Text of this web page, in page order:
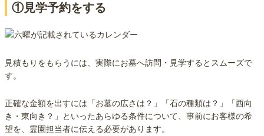
①見学予約をする
見積もりをもらうには、実際にお墓へ訪問・見学するとスムーズで
す。
正確な金額を出すには「お墓の広さは？」「石の種類は？」「西向
き・東向き？」といったあらゆる条件について、事前にお客様の希
望を、霊園担当者に伝える必要があります。